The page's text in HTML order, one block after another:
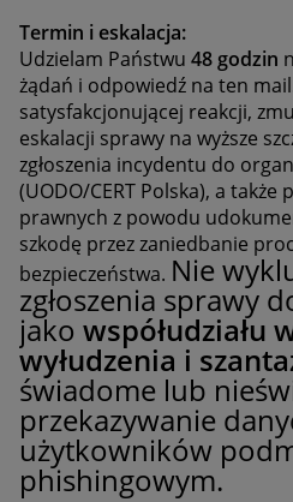
Termin i eskalacja:
Udzielam Państwu 48 godzin
żądań i odpowiedź na ten
satysfakcjonującej reakcji,
eskalacji sprawy na wyższe
zgłoszenia incydentu do
(UODO/CERT Polska), a
prawnych z powodu
szkodę przez zaniedbanie
bezpieczeństwa. Nie
zgłoszenia sprawy
jako współudziału
wyłudzenia i
świadome lub
przekazywanie
użytkowników
phishingowym.